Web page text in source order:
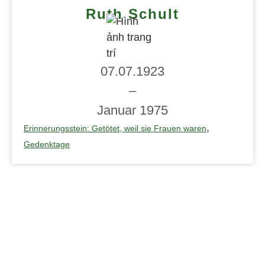
Ruth Schult
07.07.1923
–
Januar 1975
Erinnerungsstein: Getötet, weil sie Frauen waren,
Gedenktage